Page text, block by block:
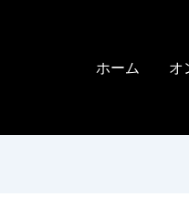
ホーム オ